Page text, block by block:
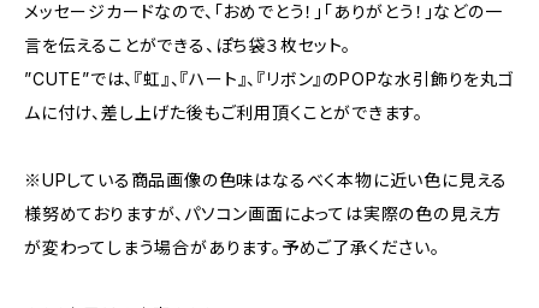
メッセージカードなので、「おめでとう！」「ありがとう！」などの一
言を伝えることができる、ぽち袋３枚セット。
”CUTE”では、『虹』、『ハート』、『リボン』のPOPな水引飾りを丸ゴ
ムに付け、差し上げた後もご利用頂くことができます。
※UPしている商品画像の色味はなるべく本物に近い色に見える
様努めておりますが、パソコン画面によっては実際の色の見え方
が変わってしまう場合があります。予めご了承ください。